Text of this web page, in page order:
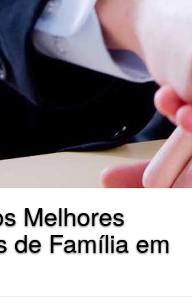
Melhores
de Família em